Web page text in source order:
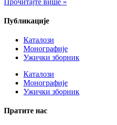
Публикације
Каталози
Монографије
Ужички зборник
Каталози
Монографије
Ужички зборник
Пратите нас